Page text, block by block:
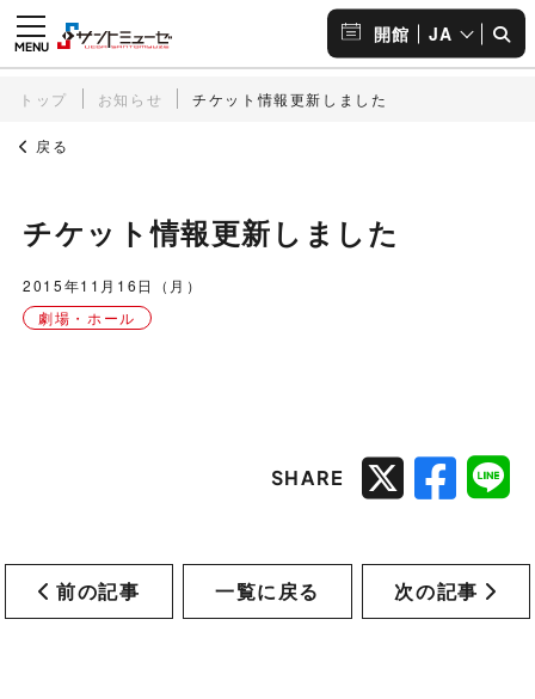
開館 JA
トップ お知らせ チケット情報更新しました
戻る
チケット情報更新しました
2015年11月16日（月）
劇場・ホール
SHARE
前の記事 一覧に戻る 次の記事